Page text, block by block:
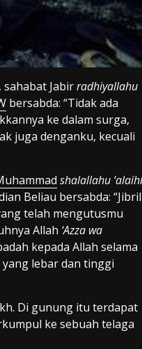
Jabirradhiyallahu
bersabda: “Tidak ada
ke dalam surga,
juga denganku, kecuali
shalallahu ‘alaihi
Beliau bersabda: “Jibril
telah mengutusmu
Allah ‘Azza wa
kepada Allah selama
lebar dan tinggi
Di gunung itu terdapat
ke sebuah telaga